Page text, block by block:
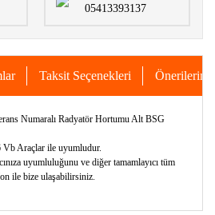
05413393137
Taksit Seçenekleri Önerileriniz
Numaralı Radyatör Hortumu Alt BSG
Vb Araçlar ile uyumludur.
uyumluluğunu ve diğer tamamlayıcı tüm
ile bize ulaşabilirsiniz.